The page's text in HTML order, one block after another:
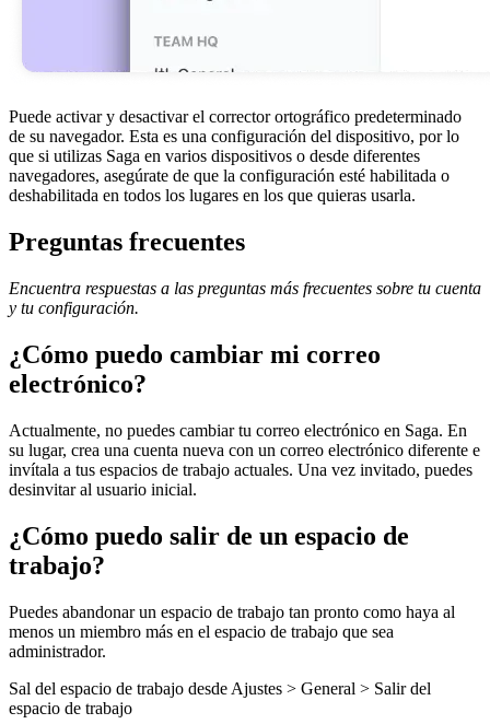
Puede activar y desactivar el corrector ortográfico predeterminado
de su navegador. Esta es una configuración del dispositivo, por lo
que si utilizas Saga en varios dispositivos o desde diferentes
navegadores, asegúrate de que la configuración esté habilitada o
deshabilitada en todos los lugares en los que quieras usarla.
Preguntas frecuentes
Encuentra respuestas a las preguntas más frecuentes sobre tu cuenta
y tu configuración.
¿Cómo puedo cambiar mi correo
electrónico?
Actualmente, no puedes cambiar tu correo electrónico en Saga. En
su lugar, crea una cuenta nueva con un correo electrónico diferente e
invítala a tus espacios de trabajo actuales. Una vez invitado, puedes
desinvitar al usuario inicial.
¿Cómo puedo salir de un espacio de
trabajo?
Puedes abandonar un espacio de trabajo tan pronto como haya al
menos un miembro más en el espacio de trabajo que sea
administrador.
Sal del espacio de trabajo desde Ajustes > General > Salir del
espacio de trabajo